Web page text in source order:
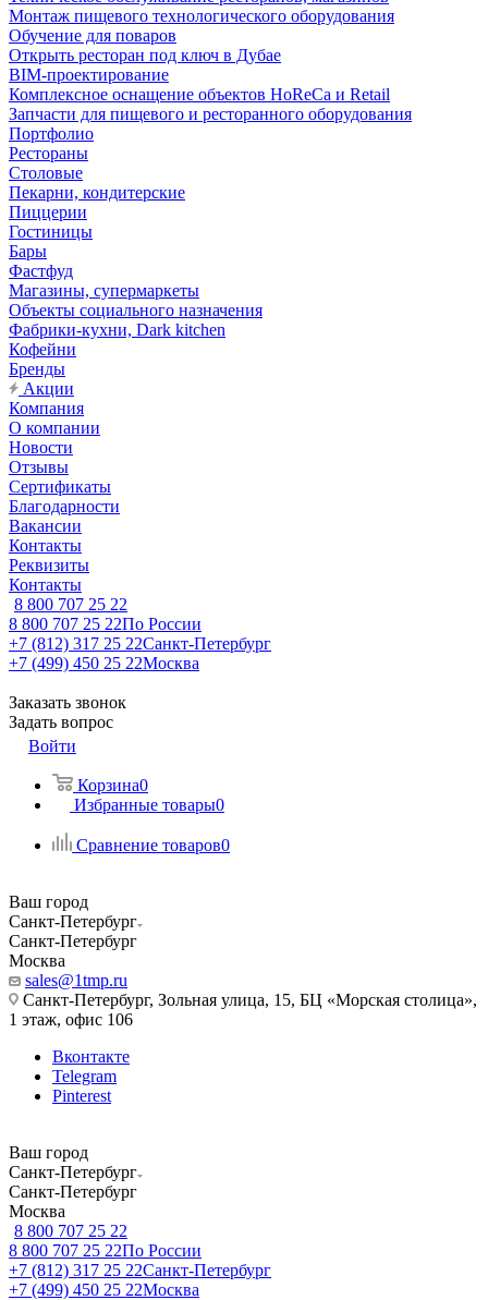
Монтаж пищевого технологического оборудования
Обучение для поваров
Открыть ресторан под ключ в Дубае
BIM-проектирование
Комплексное оснащение объектов HoReCa и Retail
Запчасти для пищевого и ресторанного оборудования
Портфолио
Рестораны
Столовые
Пекарни, кондитерские
Пиццерии
Гостиницы
Бары
Фастфуд
Магазины, супермаркеты
Объекты социального назначения
Фабрики-кухни, Dark kitchen
Кофейни
Бренды
Акции
Компания
О компании
Новости
Отзывы
Сертификаты
Благодарности
Вакансии
Контакты
Реквизиты
Контакты
8 800 707 25 22
8 800 707 25 22По России
+7 (812) 317 25 22Санкт-Петербург
+7 (499) 450 25 22Москва
Заказать звонок
Задать вопрос
Войти
Корзина0
Избранные товары0
Сравнение товаров0
Ваш город
Санкт-Петербург
Санкт-Петербург
Москва
sales@1tmp.ru
Санкт-Петербург, Зольная улица, 15, БЦ «Морская столица»,
1 этаж, офис 106
Вконтакте
Telegram
Pinterest
Ваш город
Санкт-Петербург
Санкт-Петербург
Москва
8 800 707 25 22
8 800 707 25 22По России
+7 (812) 317 25 22Санкт-Петербург
+7 (499) 450 25 22Москва